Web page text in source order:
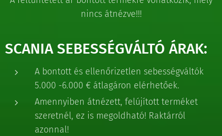
nincs átnézve!!!
SCANIA SEBESSÉGVÁLTÓ ÁRAK:
A bontott és ellenőrizetlen sebességváltók
5.000 -6.000 € átlagáron elérhetőek.
Amennyiben átnézett, felújított terméket
szeretnél, ez is megoldható! Raktárról
azonnal!